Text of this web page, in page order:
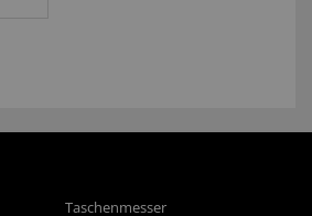
Taschenmesser